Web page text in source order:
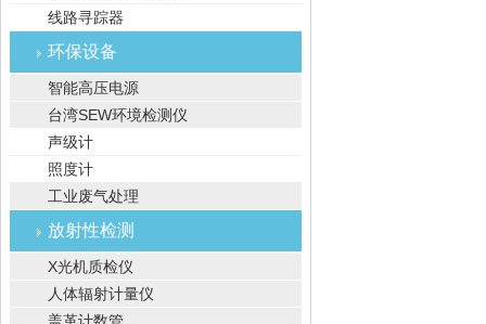
线路寻踪器
环保设备
智能高压电源
台湾SEW环境检测仪
声级计
照度计
工业废气处理
放射性检测
X光机质检仪
人体辐射计量仪